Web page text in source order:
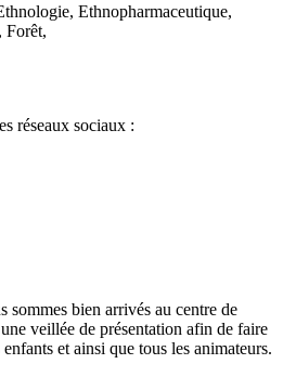
Ethnopharmaceutique,
Forêt,
réseaux sociaux :
sommes bien arrivés au centre de
veillée de présentation afin de faire
et ainsi que tous les animateurs.